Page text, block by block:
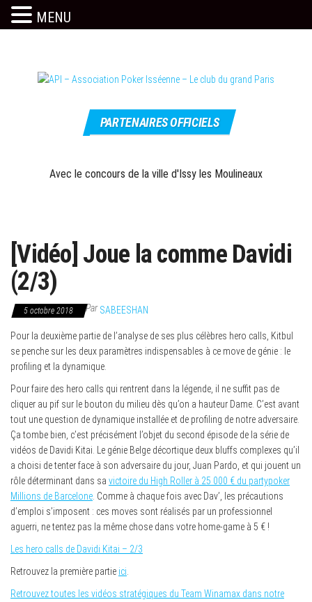
API –
Association
Isséenne –
officiel
PARTENAIRES OFFICIELS
Avec le concours de la ville d'Issy les Moulineaux
[Vidéo] Joue la comme Davidi
(2/3)
5 octobre 2018 ParSABEESHAN
Pour la deuxième partie de l’analyse de ses plus célèbres hero calls, Kitbul
se penche sur les deux paramètres indispensables à ce move de génie : le
profiling et la dynamique.
Pour faire des hero calls qui rentrent dans la légende, il ne suffit pas de
cliquer au pif sur le bouton du milieu dès qu’on a hauteur Dame. C’est avant
tout une question de dynamique installée et de profiling de notre adversaire.
Ça tombe bien, c’est précisément l’objet du second épisode de la série de
vidéos de Davidi Kitai. Le génie Belge décortique deux bluffs complexes qu’il
a choisi de tenter face à son adversaire du jour, Juan Pardo, et qui jouent un
rôle déterminant dans sa victoire du High Roller à 25 000 € du partypoker
Millions de Barcelone . Comme à chaque fois avec Dav’, les précautions
d’emploi s’imposent : ces moves sont réalisés par un professionnel
aguerri, ne tentez pas la même chose dans votre home-game à 5 € !
Les hero calls de Davidi Kitai – 2/3
Retrouvez la première partie ici
Retrouvez toutes les vidéos stratégiques du Team Winamax dans notre
MENU